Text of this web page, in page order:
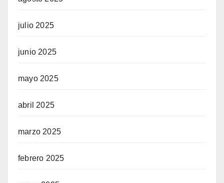
julio 2025
junio 2025
mayo 2025
abril 2025
marzo 2025
febrero 2025